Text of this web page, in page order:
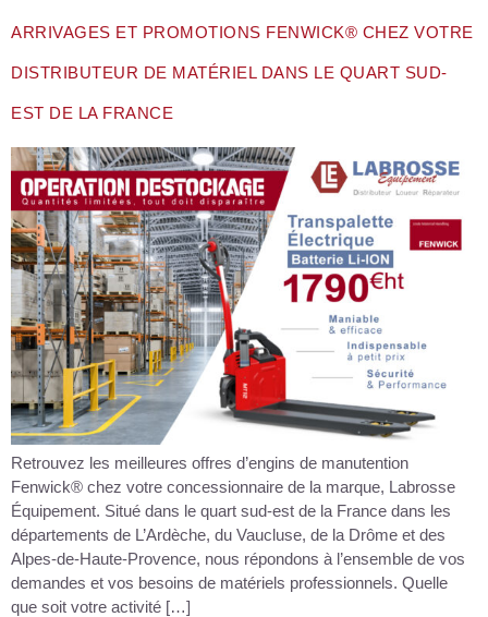
ARRIVAGES ET PROMOTIONS FENWICK® CHEZ VOTRE
DISTRIBUTEUR DE MATÉRIEL DANS LE QUART SUD-
EST DE LA FRANCE
Retrouvez les meilleures offres d’engins de manutention
Fenwick® chez votre concessionnaire de la marque, Labrosse
Équipement. Situé dans le quart sud-est de la France dans les
départements de L’Ardèche, du Vaucluse, de la Drôme et des
Alpes-de-Haute-Provence, nous répondons à l’ensemble de vos
demandes et vos besoins de matériels professionnels. Quelle
que soit votre activité […]